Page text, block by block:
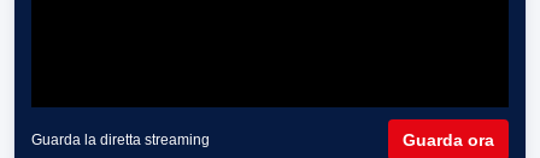
Guarda la diretta streaming Guarda ora